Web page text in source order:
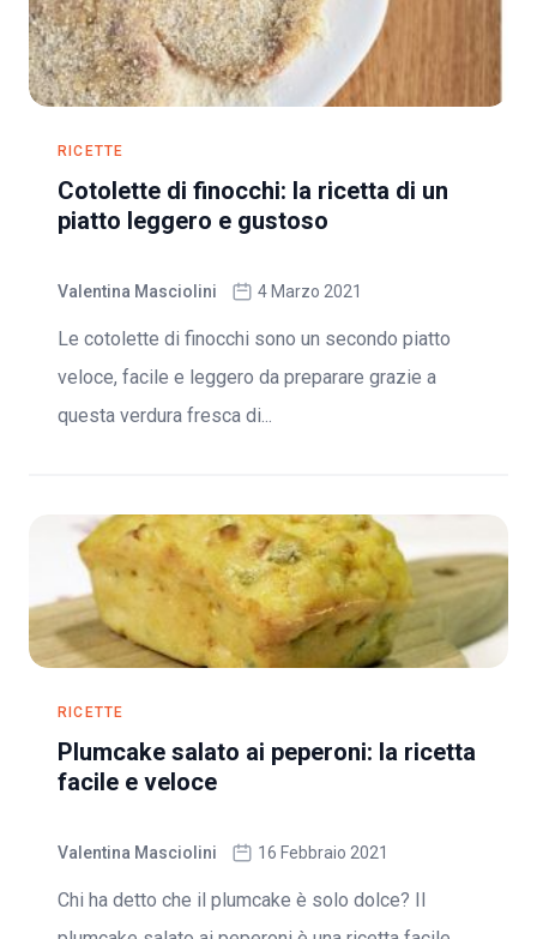
RICETTE
Cotolette di finocchi: la ricetta di un
piatto leggero e gustoso
Valentina Masciolini 4 Marzo 2021
Le cotolette di finocchi sono un secondo piatto
veloce, facile e leggero da preparare grazie a
questa verdura fresca di...
RICETTE
Plumcake salato ai peperoni: la ricetta
facile e veloce
Valentina Masciolini 16 Febbraio 2021
Chi ha detto che il plumcake è solo dolce? Il